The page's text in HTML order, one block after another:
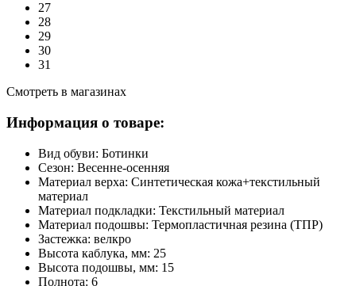
27
28
29
30
31
Смотреть в магазинах
Информация о товаре:
Вид обуви: Ботинки
Сезон: Весенне-осенняя
Материал верха: Синтетическая кожа+текстильный
материал
Материал подкладки: Текстильный материал
Материал подошвы: Термопластичная резина (ТПР)
Застежка: велкро
Высота каблука, мм: 25
Высота подошвы, мм: 15
Полнота: 6